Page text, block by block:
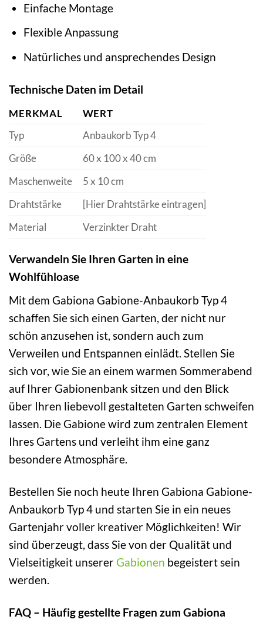
Einfache Montage
Flexible Anpassung
Natürliches und ansprechendes Design
Technische Daten im Detail
MERKMAL
WERT
Typ
Anbaukorb Typ 4
Größe
60 x 100 x 40 cm
Maschenweite
5 x 10 cm
Drahtstärke
[Hier Drahtstärke eintragen]
Material
Verzinkter Draht
Verwandeln Sie Ihren Garten in eine
Wohlfühloase
Mit dem Gabiona Gabione-Anbaukorb Typ 4
schaffen Sie sich einen Garten, der nicht nur
schön anzusehen ist, sondern auch zum
Verweilen und Entspannen einlädt. Stellen Sie
sich vor, wie Sie an einem warmen Sommerabend
auf Ihrer Gabionenbank sitzen und den Blick
über Ihren liebevoll gestalteten Garten schweifen
lassen. Die Gabione wird zum zentralen Element
Ihres Gartens und verleiht ihm eine ganz
besondere Atmosphäre.
Bestellen Sie noch heute Ihren Gabiona Gabione-
Anbaukorb Typ 4 und starten Sie in ein neues
Gartenjahr voller kreativer Möglichkeiten! Wir
sind überzeugt, dass Sie von der Qualität und
Vielseitigkeit unsererGabionen begeistert sein
werden.
FAQ – Häufig gestellte Fragen zum Gabiona